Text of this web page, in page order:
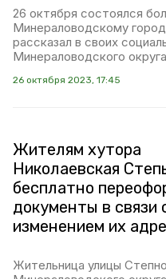
26 октября состоялся
Минераловодскому
рассказал в своих
Минераловодского
26 октября 2023, 17:45
Жителям хутора
Николаевская
бесплатно
документы в связи
изменением их
Жительница улицы